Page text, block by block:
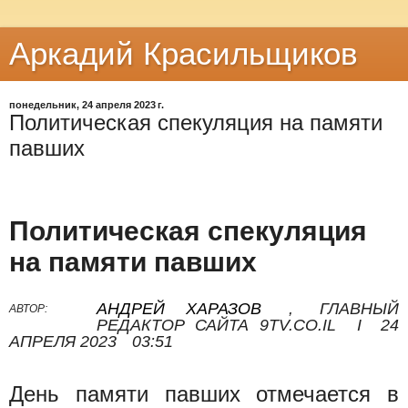
Аркадий Красильщиков
понедельник, 24 апреля 2023 г.
Политическая спекуляция на памяти
павших
Политическая спекуляция
на памяти павших
АВТОР: АНДРЕЙ ХАРАЗОВ ,
ГЛАВНЫЙ
РЕДАКТОР САЙТА 9TV.CO.IL
I
24
АПРЕЛЯ 2023
03:51
День памяти павших отмечается в